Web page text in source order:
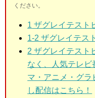
ください。
1 ザグレイテスト
1-2 ザグレイテス
2 ザグレイテスト
なく、人気テレビ
マ・アニメ・グラ
し配信はこちら！